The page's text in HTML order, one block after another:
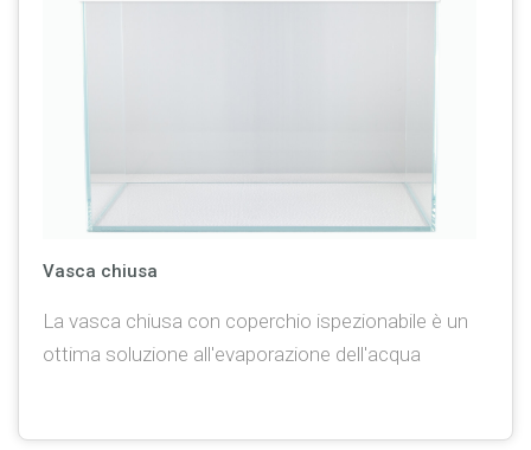
Vasca chiusa
La vasca chiusa con coperchio ispezionabile è un
ottima soluzione all'evaporazione dell'acqua